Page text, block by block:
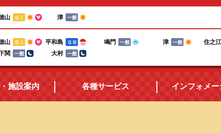
山 ＧⅠ 津 一般
山 ＧⅠ 平和島 ＧⅢ 鳴門 一般 津 一般
住之江
関
一般 大村 一般
施設案内 各種サービス インフォメ